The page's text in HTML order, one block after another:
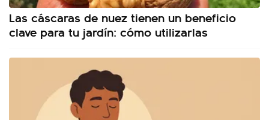
Las cáscaras de nuez tienen un beneficio
clave para tu jardín: cómo utilizarlas